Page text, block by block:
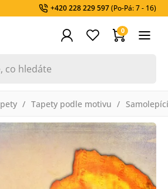
+420 228 229 597(Po-Pá: 7 - 16)
0
Tapety podle motivu